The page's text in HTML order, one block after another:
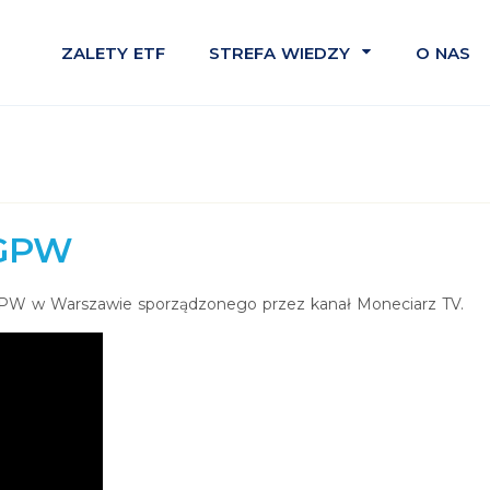
ZALETY ETF STREFA WIEDZY O NAS
w Warszawie sporządzonego przez kanał Moneciarz TV.